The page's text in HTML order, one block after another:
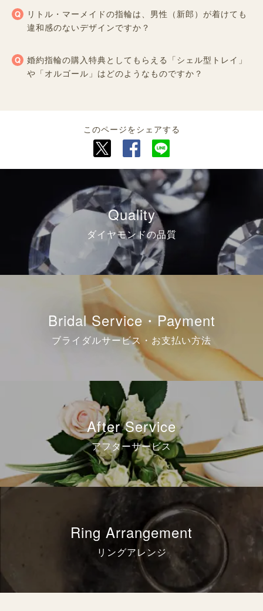
リトル・マーメイドの指輪は、男性（新郎）が着けても
違和感のないデザインですか？
婚約指輪の購入特典としてもらえる「シェル型トレイ」
や「オルゴール」はどのようなものですか？
このページをシェアする
Quality
ダイヤモンドの品質
Bridal Service・Payment
ブライダルサービス・お支払い方法
After Service
アフターサービス
Ring Arrangement
リングアレンジ